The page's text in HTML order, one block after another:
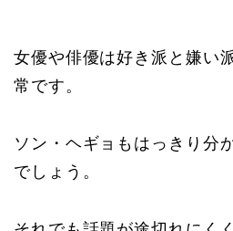
女優や俳優は好き派と嫌い
常です。
ソン・ヘギョもはっきり分
でしょう。